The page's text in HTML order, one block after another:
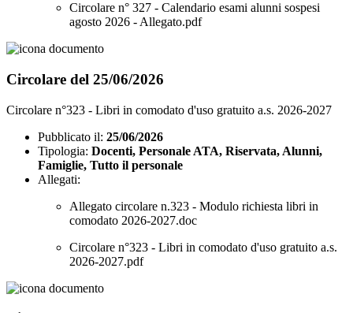
Circolare n° 327 - Calendario esami alunni sospesi
agosto 2026 - Allegato.pdf
Circolare del 25/06/2026
Circolare n°323 - Libri in comodato d'uso gratuito a.s. 2026-2027
Pubblicato il: 25/06/2026
Tipologia: Docenti, Personale ATA, Riservata, Alunni,
Famiglie, Tutto il personale
Allegati:
Allegato circolare n.323 - Modulo richiesta libri in
comodato 2026-2027.doc
Circolare n°323 - Libri in comodato d'uso gratuito a.s.
2026-2027.pdf